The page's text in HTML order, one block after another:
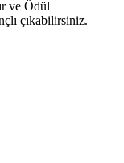
ve Ödül
çıkabilirsiniz.